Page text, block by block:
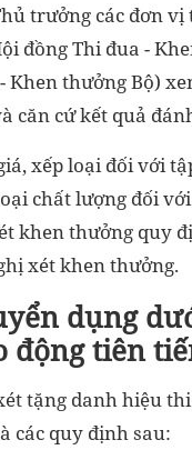
trưởng các đơn
đồng Thi đua -
Khen thưởng Bộ)
căn cứ kết quả
xếp loại đối với
chất lượng đối
khen thưởng quy
xét khen thưởng.
dụng
động tiên
tặng danh hiệu
các quy định sau: